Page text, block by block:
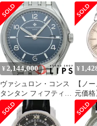
ックス オートマティッ
ク 4600E/000A-B487 中
古 メンズ
ン YG
91020/
巻
¥ 2,144,000
ヴァシュロン・コンス
タンタン フィフティー
シックス オートマティ
ック 40mm 4600E/110A-
B487 箱 保証書 SS
¥
【ノ
元価格
コンス
メー
WG